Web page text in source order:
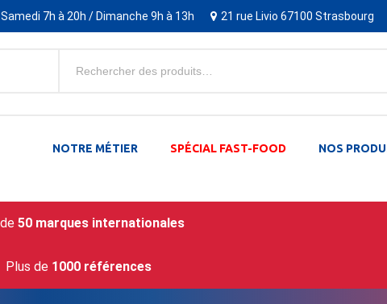
Samedi 7h à 20h / Dimanche 9h à 13h 21 rue Livio 67100 Strasbourg
NOS
SPÉCIAL FAST-FOOD
NOTRE MÉTIER
50 marques internationales
Plus de 1000 références